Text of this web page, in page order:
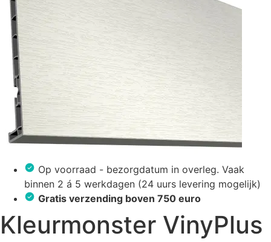
Op voorraad - bezorgdatum in overleg. Vaak
binnen 2 á 5 werkdagen (24 uurs levering mogelijk)
Gratis verzending boven 750 euro
Kleurmonster VinyPlus